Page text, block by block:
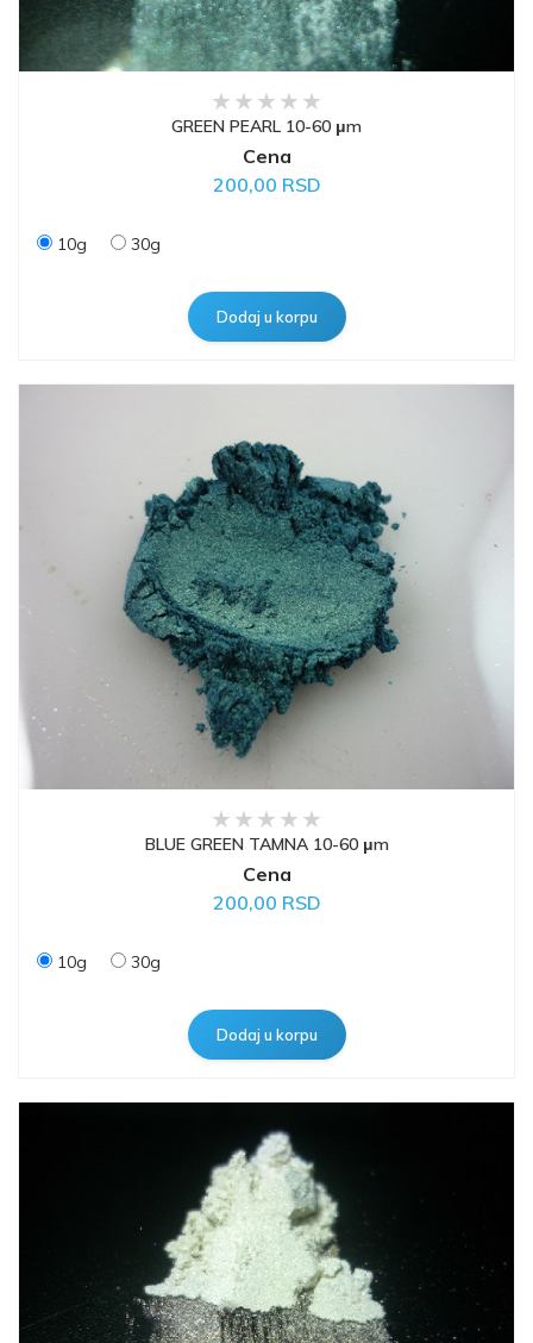
GREEN PEARL 10-60 μm
Cena
200,00 RSD
10g 30g
BLUE GREEN TAMNA 10-60 μm
Cena
200,00 RSD
10g 30g